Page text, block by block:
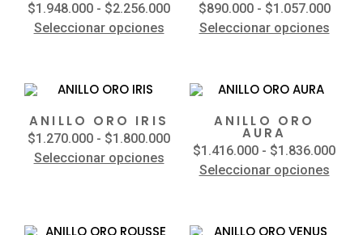
$1.948.000 - $2.256.000
Seleccionar opciones
$890.000 - $1.057.000
Seleccionar opciones
ANILLO ORO IRIS
$1.270.000 - $1.800.000
Seleccionar opciones
ANILLO ORO
AURA
$1.416.000 - $1.836.000
Seleccionar opciones